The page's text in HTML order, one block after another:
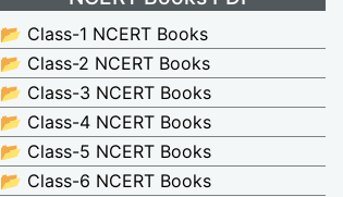
📂 Class-1 NCERT Books
📂 Class-2 NCERT Books
📂 Class-3 NCERT Books
📂 Class-4 NCERT Books
📂 Class-5 NCERT Books
📂 Class-6 NCERT Books